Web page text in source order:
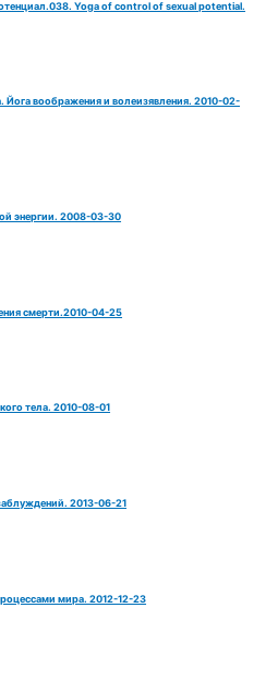
Yoga of control of sexual potential.
Йога воображения и волеизявления. 2010-02-
энергии. 2008-03-30
смерти.2010-04-25
тела. 2010-08-01
2013-06-21
мира. 2012-12-23